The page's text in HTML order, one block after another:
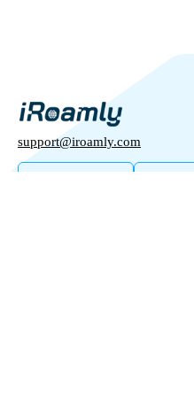
support@iroamly.com